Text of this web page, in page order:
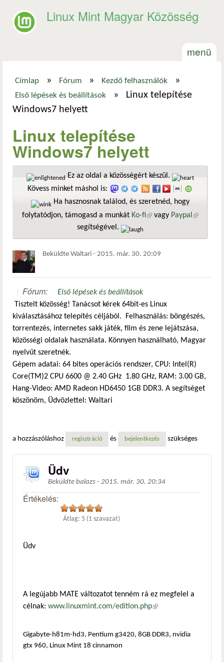
Linux Mint Magyar Közösség
menü
Jelenlegi hely
Címlap » Fórum » Kezdő felhasználók »
Első lépések és beállítások »
Linux telepítése
Windows7 helyett
Linux telepítése
Windows7 helyett
Ez az oldal a közösségért készül.
Kövess minket máshol is:
Ha hasznosnak találod, és szeretnéd, hogy
folytatódjon, támogasd a munkát Ko-fi(külső hivatkozás)
vagy Paypal
segítségével.
Beküldte Waltari - 2015. már. 30. 20:09
Fórum:
Első lépések és beállítások
Tisztelt közösség! Tanácsot kérek 64bit-es Linux
kiválasztásához telepítés céljából. Felhasználás: böngészés,
torrentezés, internetes sakk játék, film és zene lejátszása,
közösségi oldalak használata. Könnyen használható, Magyar
nyelvűt szeretnék.
Gépem adatai: 64 bites operációs rendszer, CPU: Intel(R)
Core(TM)2 CPU 6600 @ 2.40 GHz 1.80 GHz, RAM: 3.00 GB,
Hang-Video: AMD Radeon HD6450 1GB DDR3. A segítséget
köszönöm, Üdvözlettel: Waltari
a hozzászóláshoz regisztráció és bejelentkezés szükséges
Üdv
Beküldte balazs - 2015. már. 30. 20:34
Értékelés:
Átlag: 5 (1 szavazat)
Üdv
A legújabb MATE változatot tenném rá ez megfelel a
célnak: www.linuxmint.com/edition.php(külső hivatkozás)
Gigabyte-h81m-hd3, Pentium g3420, 8GB DDR3, nvidia
gtx 960, Linux Mint 18 cinnamon